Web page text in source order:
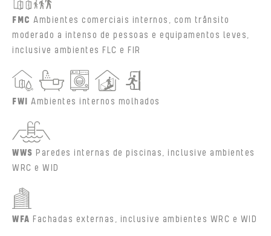
FMC Ambientes comerciais internos, com trânsito
moderado a intenso de pessoas e equipamentos leves,
inclusive ambientes FLC e FIR
FWI Ambientes internos molhados
WWS Paredes internas de piscinas, inclusive ambientes
WRC e WID
WFA Fachadas externas, inclusive ambientes WRC e WID